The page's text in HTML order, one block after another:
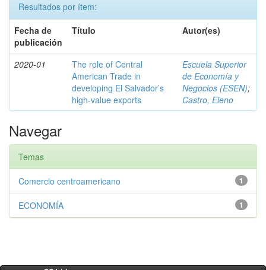
Resultados por ítem:
Fecha de
publicación
Título Autor(es)
2020-01
The role of Central
American Trade in
developing El Salvador’s
high-value exports
Escuela Superior
de Economía y
Negocios (ESEN);
Castro, Eleno
Navegar
Temas
1
Comercio centroamericano
1
ECONOMÍA